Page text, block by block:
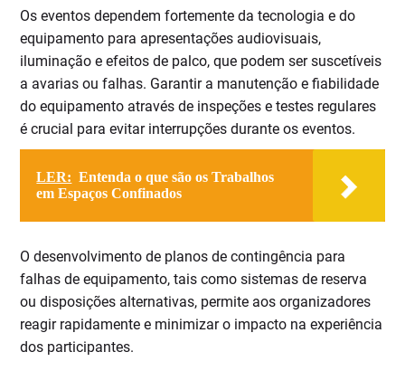
Os eventos dependem fortemente da tecnologia e do
equipamento para apresentações audiovisuais,
iluminação e efeitos de palco, que podem ser suscetíveis
a avarias ou falhas. Garantir a manutenção e fiabilidade
do equipamento através de inspeções e testes regulares
é crucial para evitar interrupções durante os eventos.
LER: Entenda o que são os Trabalhos
em Espaços Confinados
O desenvolvimento de planos de contingência para
falhas de equipamento, tais como sistemas de reserva
ou disposições alternativas, permite aos organizadores
reagir rapidamente e minimizar o impacto na experiência
dos participantes.